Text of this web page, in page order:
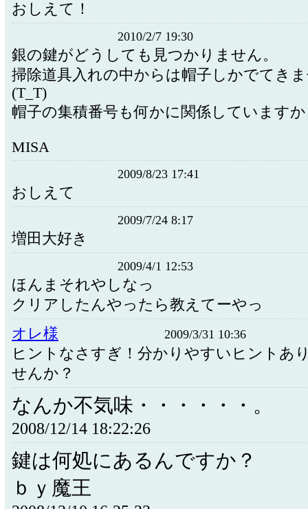
おしえて！
2010/2/7 19:30
銀の鍵がどうしても見つかりません。
掃除道具入れの中からは帽子しかでてき
(T_T)
帽子の集積番号も何かに関係しています
MISA
2009/8/23 17:41
おしえて
2009/7/24 8:17
増田大好き
2009/4/1 12:53
ほんまそれやしなっ
クリアしたんやったら教えてーやっ
オレ様
2009/3/31 10:36
ヒントなさすぎ！分かりやすいヒントあ
せんか？
なんか不気味・・・・・・。
2008/12/14 18:22:26
鍵は何処にあるんですか？
ｂｙ魔王